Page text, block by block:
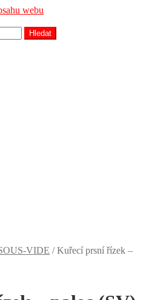
webu
Hledat
VIDE /Kuřecí prsní řízek –